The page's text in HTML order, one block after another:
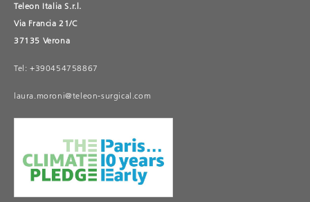
Teleon Italia S.r.l.
Via Francia 21/C
37135 Verona
Tel: +390454758867
laura.moroni@teleon-surgical.com